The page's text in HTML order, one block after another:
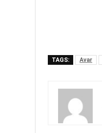
TAGS: Avar